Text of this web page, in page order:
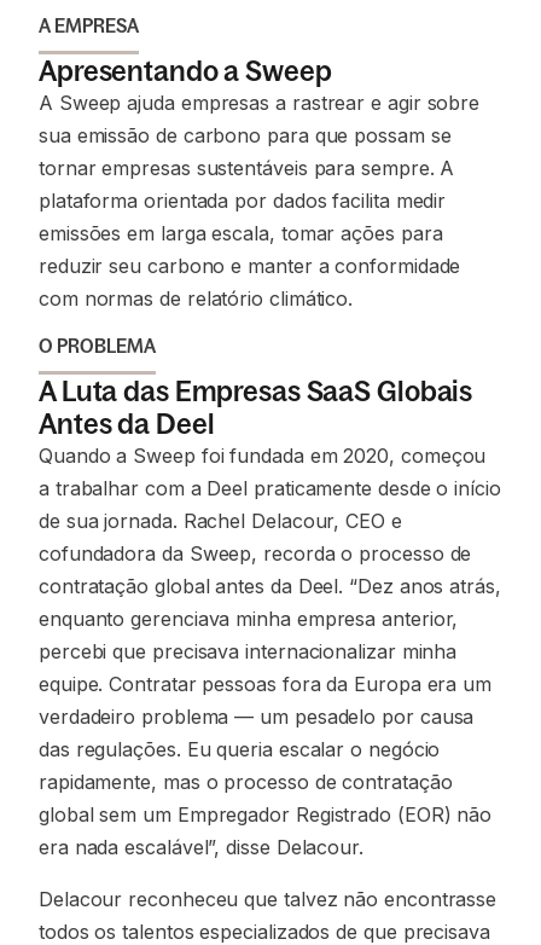
A EMPRESA
Apresentando a Sweep
A Sweep ajuda empresas a rastrear e agir sobre
sua emissão de carbono para que possam se
tornar empresas sustentáveis para sempre. A
plataforma orientada por dados facilita medir
emissões em larga escala, tomar ações para
reduzir seu carbono e manter a conformidade
com normas de relatório climático.
O PROBLEMA
A Luta das Empresas SaaS Globais
Antes da Deel
Quando a Sweep foi fundada em 2020, começou
a trabalhar com a Deel praticamente desde o início
de sua jornada. Rachel Delacour, CEO e
cofundadora da Sweep, recorda o processo de
contratação global antes da Deel. “Dez anos atrás,
enquanto gerenciava minha empresa anterior,
percebi que precisava internacionalizar minha
equipe. Contratar pessoas fora da Europa era um
verdadeiro problema — um pesadelo por causa
das regulações. Eu queria escalar o negócio
rapidamente, mas o processo de contratação
global sem um Empregador Registrado (EOR) não
era nada escalável”, disse Delacour.
Delacour reconheceu que talvez não encontrasse
todos os talentos especializados de que precisava